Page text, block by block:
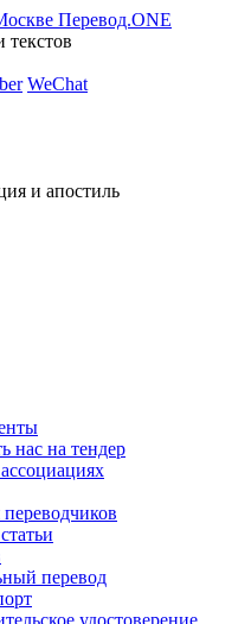
текстов
WeChat
и апостиль
нас на тендер
перевод
удостоверение